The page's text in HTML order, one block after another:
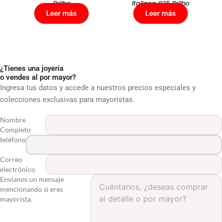
Brilho
Leer más
italiana 925 Brilho
Leer más
¿Tienes una joyería
o vendes al por mayor?
Ingresa tus datos y accede a nuestros precios especiales y
colecciones exclusivas para mayoristas.
Nombre
Completo
teléfono
Correo
electrónico
Envianos un mensaje
mencionando si eres
mayorista.